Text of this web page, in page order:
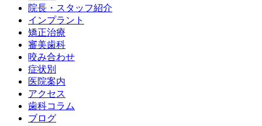
院長・スタッフ紹介
インプラント
矯正治療
審美歯科
咬み合わせ
症状別
医院案内
アクセス
歯科コラム
ブログ